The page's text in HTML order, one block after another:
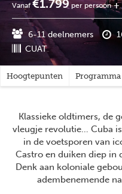
Vanaf €1.799per persoon +
6-11 deelnemers
CUAT
Hoogtepunten Programma
Klassieke oldtimers, de
vleugje revolutie… Cuba
in de voetsporen van
Castro en duiken diep in
Denk aan koloniale
adembenemende